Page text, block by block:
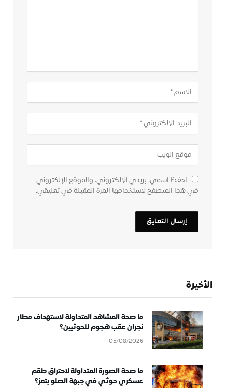
احفظ اسمي، بريدي الإلكتروني، والموقع الإلكتروني
في هذا المتصفح لاستخدامها المرة المقبلة في تعليقي.
الأخيرة
ما صحة المشاهد المتداولة لاستهداف مطار
نجران عقب هجوم للحوثيين؟
05/08/2026
ما صحة الصورة المتداولة لاحتراق طقم
عسكري حوثي في جبهة الصلو بتعز؟